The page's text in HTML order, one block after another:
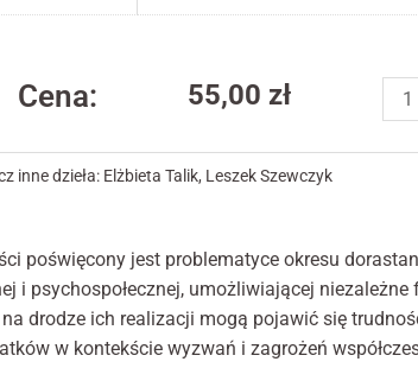
Cena: 55,00zł
z
i
T.
X
inne dzieła: Elżbieta Talik, Leszek Szewczyk
poświęcony jest problematyce okresu
i psychospołecznej, umożliwiającej
drodze ich realizacji mogą pojawić się
w kontekście wyzwań i zagrożeń
Abyśmy mogli
poprawić
i strukturę
strony
strona jest
używana.